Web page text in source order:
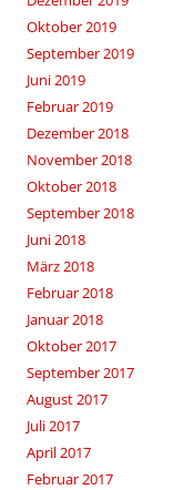
Oktober 2019
September 2019
Juni 2019
Februar 2019
Dezember 2018
November 2018
Oktober 2018
September 2018
Juni 2018
März 2018
Februar 2018
Januar 2018
Oktober 2017
September 2017
August 2017
Juli 2017
April 2017
Februar 2017